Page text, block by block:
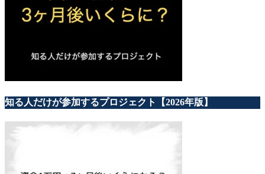
知る人だけが参加するプロジェクト【2026年版】